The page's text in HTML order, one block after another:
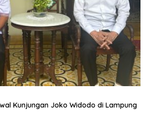
Kunjungan Joko Widodo di Lampung